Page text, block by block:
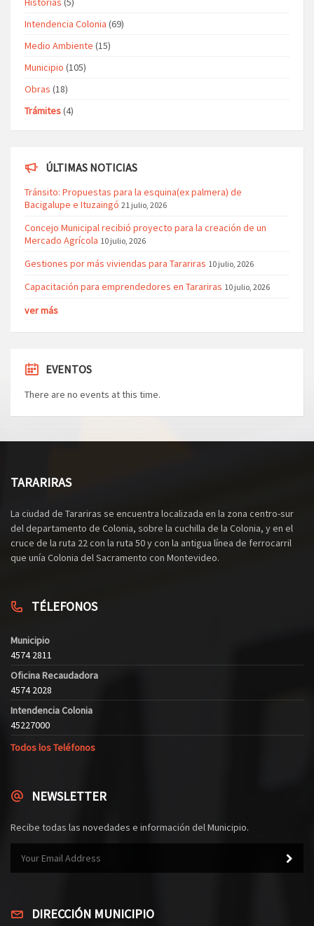
Intendencia Colonia (69)
Medio Ambiente (15)
Municipio (105)
Obras (18)
Trámites(4)
ÚLTIMAS NOTICIAS
Tránsito: Propuestas para la esquina(ex palmera) de
Bacigalupe e Ituzaingó 21 julio, 2026
Concejo Municipal recibió proyecto para la creación de un
Mercado Agrícola 10 julio, 2026
Gestiones por más viviendas para Tarariras 10 julio, 2026
Capacitación para emprendedores en Tarariras 10 julio, 2026
ver más
EVENTOS
There are no events at this time.
TARARIRAS
La ciudad de Tarariras se encuentra localizada en la zona centro-sur
del departamento de Colonia, sobre la cuchilla de la Colonia, y en el
cruce de la ruta 22 con la ruta 50 y con la antigua línea de ferrocarril
que unía Colonia del Sacramento con Montevideo.
TÉLEFONOS
Municipio
4574 2811
Oficina Recaudadora
4574 2028
Intendencia Colonia
45227000
Todos los Teléfonos
NEWSLETTER
Recibe todas las novedades e información del Municipio.
DIRECCIÓN MUNICIPIO